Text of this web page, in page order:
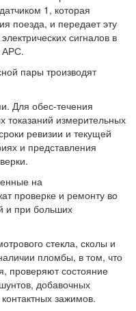
1, которая
поезда, и передает эту
сигналов в
АРС.
пары троизводят
Для обес-течения
токазаний измерительных
ревизии и текущей
и представления
на
проверке и ремонту во
и при больших
стекла, сколы и
пломбы, в том, что
проверяют состояние
добавочных
зажимов.